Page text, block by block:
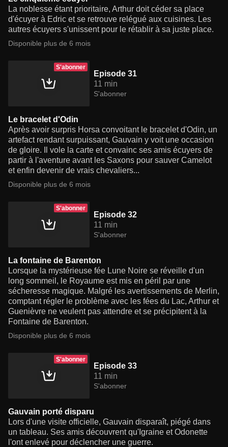
La noblesse étant prioritaire, Arthur doit céder sa place
d'écuyer à Edric et se retrouve relégué aux cuisines. Les
autres écuyers s'unissent pour le rétablir à sa juste place.
Disponible plus de 6 mois
S'abonner
Episode 31
11 min
S'abonner
Le bracelet d'Odin
Après avoir surpris Horsa convoitant le bracelet d'Odin, un
artefact rendant surpuissant, Gauvain y voit une occasion
de gloire. Il vole la carte et convainc ses amis écuyers de
partir à l'aventure avant les Saxons pour sauver Camelot
et enfin devenir de vrais chevaliers...
Disponible plus de 6 mois
S'abonner
Episode 32
11 min
S'abonner
La fontaine de Barenton
Lorsque la mystérieuse fée Lune Noire se réveille d'un
long sommeil, le Royaume est mis en péril par une
sécheresse magique. Malgré les avertissements de Merlin,
comptant régler le problème avec les fées du Lac, Arthur et
Guenièvre ne veulent pas attendre et se précipitent à la
Fontaine de Barenton.
Disponible plus de 6 mois
S'abonner
Episode 33
11 min
S'abonner
Gauvain porté disparu
Lors d'une visite officielle, Gauvain disparaît, piégé dans
un tableau. Ses amis découvrent qu'Igraine et Odonette
l'ont enlevé pour déclencher une guerre.